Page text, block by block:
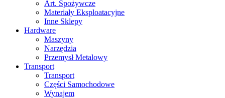
Art. Spożywcze
Materiały Eksploatacyjne
Inne Sklepy
Hardware
Maszyny
Narzędzia
Przemysł Metalowy
Transport
Transport
Części Samochodowe
Wynajem